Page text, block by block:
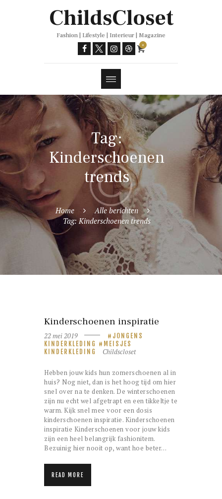
ChildsCloset
Fashion | Lifestyle | Interieur | Magazine
0
Tag:
Kinderschoenen
trends
Home
Alle berichten
Tag: Kinderschoenen trends
Kinderschoenen inspiratie
22 mei 2019
JONGENS
KINDERKLEDING
MEISJES
KINDERKLEDING
Childscloset
Hebben jouw kids hun zomerschoenen al in
huis? Nog niet, dan is het hoog tijd om hier
snel over na te denken. De winterschoenen
zijn nu echt wel afgetrapt en een tikkeltje te
warm. Kijk snel mee voor een dosis
kinderschoenen inspiratie. Kinderschoenen
inspiratie Kinderschoenen voor jouw kids
zijn een heel belangrijk fashionitem.
Bezuinig hier nooit op, want hoe beter…
READ MORE